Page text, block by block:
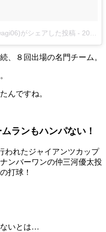
がシェアした投稿 - 2018年 7月月16日午前2時24分PDT
、８回出場の名門チーム。
んですね。
ランもハンパない！
われたジャイアンツカップ
ンバーワンの仲三河優太投
打球！
ないとは…